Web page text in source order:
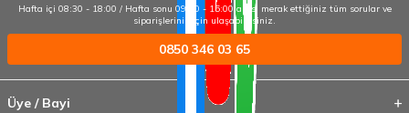
Hafta içi 08:30 - 18:00 / Hafta sonu 09:00 - 15:00 arası merak ettiğiniz tüm sorular ve
siparişleriniz için ulaşabilirsiniz.
0850 346 03 65
Üye / Bayi